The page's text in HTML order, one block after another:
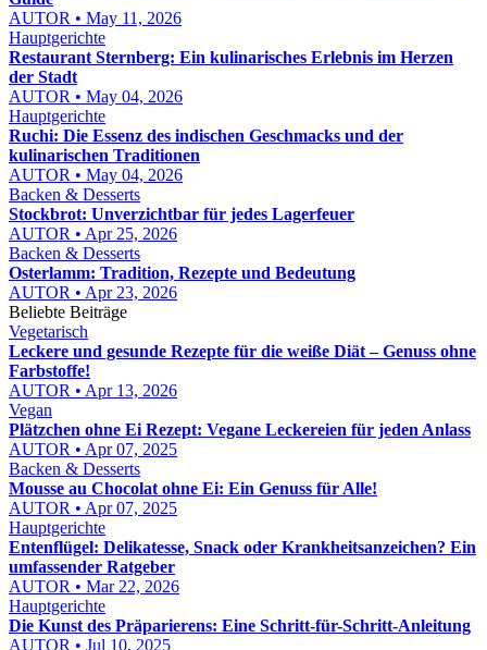
AUTOR • May 11, 2026
Hauptgerichte
Restaurant Sternberg: Ein kulinarisches Erlebnis im Herzen
der Stadt
AUTOR • May 04, 2026
Hauptgerichte
Ruchi: Die Essenz des indischen Geschmacks und der
kulinarischen Traditionen
AUTOR • May 04, 2026
Backen & Desserts
Stockbrot: Unverzichtbar für jedes Lagerfeuer
AUTOR • Apr 25, 2026
Backen & Desserts
Osterlamm: Tradition, Rezepte und Bedeutung
AUTOR • Apr 23, 2026
Beliebte Beiträge
Vegetarisch
Leckere und gesunde Rezepte für die weiße Diät – Genuss ohne
Farbstoffe!
AUTOR • Apr 13, 2026
Vegan
Plätzchen ohne Ei Rezept: Vegane Leckereien für jeden Anlass
AUTOR • Apr 07, 2025
Backen & Desserts
Mousse au Chocolat ohne Ei: Ein Genuss für Alle!
AUTOR • Apr 07, 2025
Hauptgerichte
Entenflügel: Delikatesse, Snack oder Krankheitsanzeichen? Ein
umfassender Ratgeber
AUTOR • Mar 22, 2026
Hauptgerichte
Die Kunst des Präparierens: Eine Schritt-für-Schritt-Anleitung
AUTOR • Jul 10, 2025